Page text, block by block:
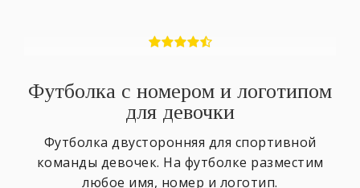
Футболка с номером и логотипом
для девочки
Футболка двусторонняя для спортивной
команды девочек. На футболке разместим
любое имя, номер и логотип.